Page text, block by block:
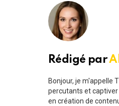
Rédigé par
Bonjour, je m'appelle
percutants et
en création de